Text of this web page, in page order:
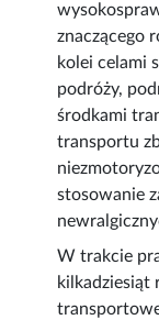
znaczącego
kolei celami
podróży,
środkami
transportu
stosowanie
W trakcie
kilkadziesiąt